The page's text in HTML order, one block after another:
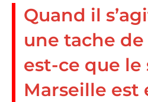
Quand il
une tache
est-ce que le
Marseille est